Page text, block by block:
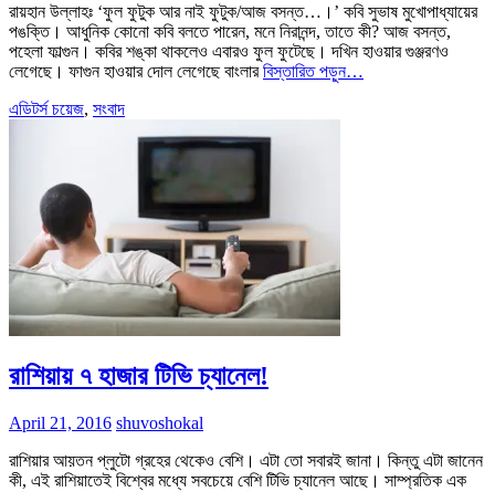
রায়হান উল্লাহঃ ‘ফুল ফুটুক আর নাই ফুটুক/আজ বসন্ত…।’ কবি সুভাষ মুখোপাধ্যায়ের
পঙক্তি। আধুনিক কোনো কবি বলতে পারেন, মনে নিরানন্দ, তাতে কী? আজ বসন্ত,
পহেলা ফাল্গুন। কবির শঙ্কা থাকলেও এবারও ফুল ফুটেছে। দখিন হাওয়ার গুঞ্জরণও
লেগেছে। ফাগুন হাওয়ার দোল লেগেছে বাংলারবিস্তারিত পড়ুন…
এডিটর্স চয়েজ, সংবাদ
রাশিয়ায় ৭ হাজার টিভি চ্যানেল!
April 21, 2016 shuvoshokal
রাশিয়ার আয়তন প্লুটো গ্রহের থেকেও বেশি। এটা তো সবারই জানা। কিন্তু এটা জানেন
কী, এই রাশিয়াতেই বিশ্বের মধ্যে সবচেয়ে বেশি টিভি চ্যানেল আছে। সাম্প্রতিক এক